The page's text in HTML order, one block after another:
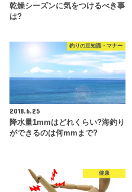
乾燥シーズンに気をつけるべき事
は?
釣りの豆知識・マナー
2018.6.25
降水量1mmはどれくらい?海釣り
ができるのは何mmまで?
健康